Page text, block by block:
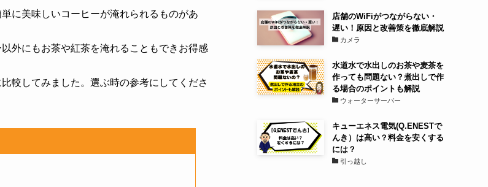
に美味しいコーヒーが淹れられるものがあ
外にもお茶や紅茶を淹れることもできお得感
較してみました。選ぶ時の参考にしてくださ
店舗のWiFiがつながらない・
遅い！原因と改善策を徹底解説
カメラ
水道水で水出しのお茶や麦茶を
作っても問題ない？煮出しで作
る場合のポイントも解説
ウォーターサーバー
キューエネス電気(Q.ENESTで
んき）は高い？料金を安くする
には？
引っ越し